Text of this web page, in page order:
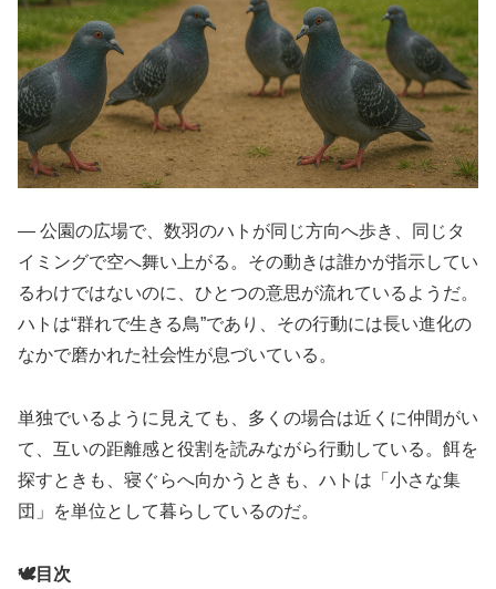
― 公園の広場で、数羽のハトが同じ方向へ歩き、同じタ
イミングで空へ舞い上がる。その動きは誰かが指示してい
るわけではないのに、ひとつの意思が流れているようだ。
ハトは“群れで生きる鳥”であり、その行動には長い進化の
なかで磨かれた社会性が息づいている。
単独でいるように見えても、多くの場合は近くに仲間がい
て、互いの距離感と役割を読みながら行動している。餌を
探すときも、寝ぐらへ向かうときも、ハトは「小さな集
団」を単位として暮らしているのだ。
🕊️目次